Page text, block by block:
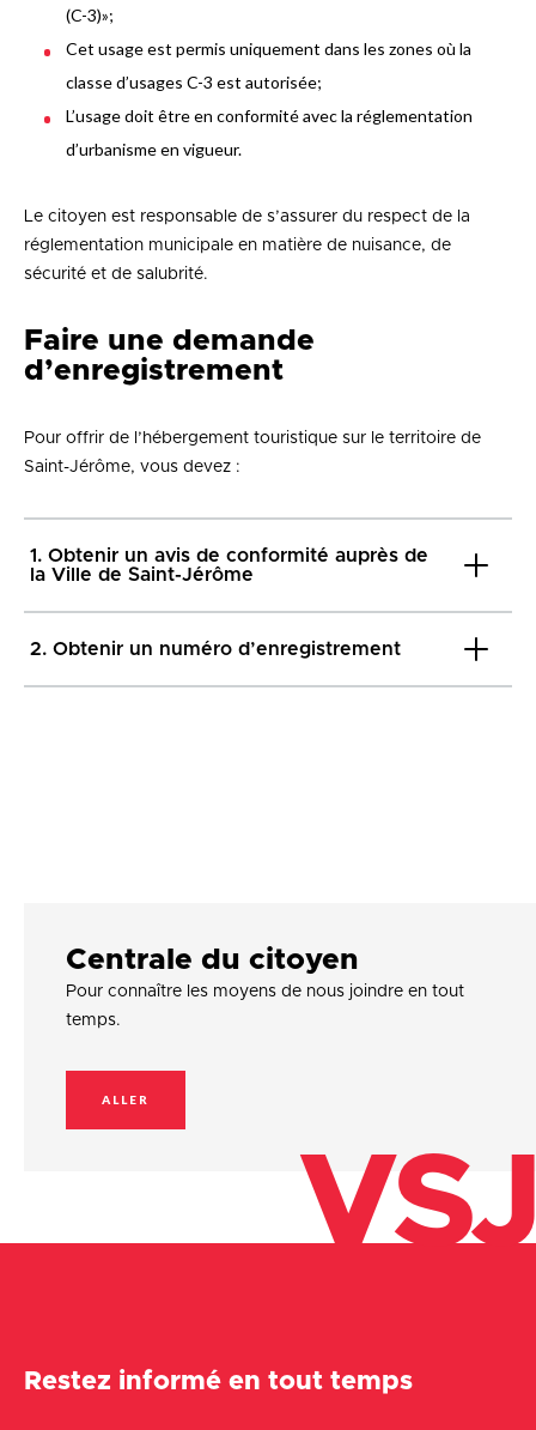
(C-3)»;
Cet usage est permis uniquement dans les zones où la
classe d’usages C-3 est autorisée;
L’usage doit être en conformité avec la réglementation
d’urbanisme en vigueur.
Le citoyen est responsable de s’assurer du respect de la
réglementation municipale en matière de nuisance, de
sécurité et de salubrité.
Faire une demande
d’enregistrement
Pour offrir de l’hébergement touristique sur le territoire de
Saint-Jérôme, vous devez :
1. Obtenir un avis de conformité auprès de
la Ville de Saint-Jérôme
2. Obtenir un numéro d’enregistrement
Centrale du citoyen
Pour connaître les moyens de nous joindre en tout
temps.
ALLER
VSJ
Restez informé en tout temps